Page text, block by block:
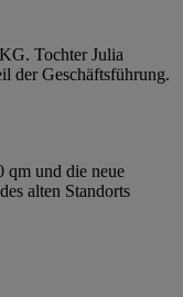
Tochter Julia
der Geschäftsführung.
qm und die neue
alten Standorts